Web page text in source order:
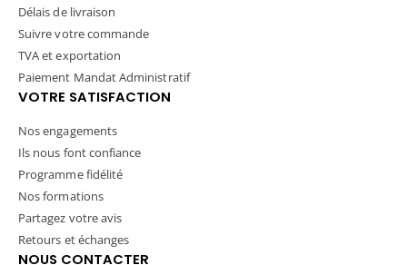
Délais de livraison
Suivre votre commande
TVA et exportation
Paiement Mandat Administratif
VOTRE SATISFACTION
Nos engagements
Ils nous font confiance
Programme fidélité
Nos formations
Partagez votre avis
Retours et échanges
NOUS CONTACTER